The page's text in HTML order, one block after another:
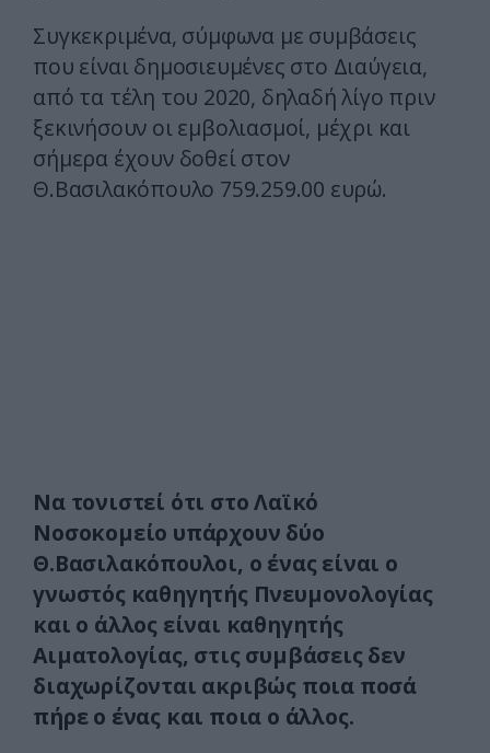
Συγκεκριμένα, σύμφωνα με συμβάσεις
που είναι δημοσιευμένες στο Διαύγεια,
από τα τέλη του 2020, δηλαδή λίγο πριν
ξεκινήσουν οι εμβολιασμοί, μέχρι και
σήμερα έχουν δοθεί στον
Θ.Βασιλακόπουλο 759.259.00 ευρώ.
Να τονιστεί ότι στο Λαϊκό
Νοσοκομείο υπάρχουν δύο
Θ.Βασιλακόπουλοι, ο ένας είναι ο
γνωστός καθηγητής Πνευμονολογίας
και ο άλλος είναι καθηγητής
Αιματολογίας, στις συμβάσεις δεν
διαχωρίζονται ακριβώς ποια ποσά
πήρε ο ένας και ποια ο άλλος.